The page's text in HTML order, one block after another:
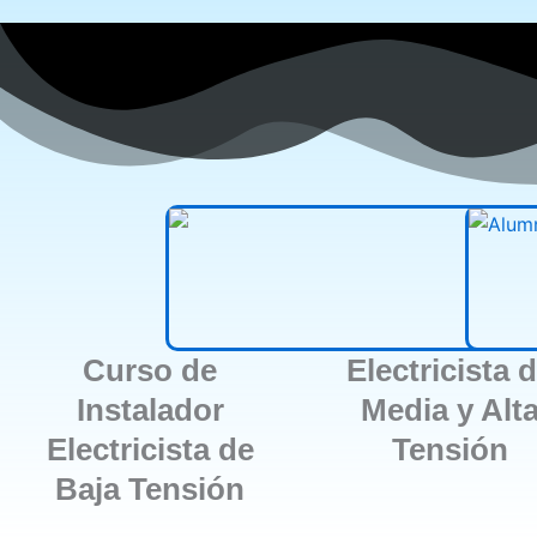
Curso de
Instalador
Electricista de
Baja Tensión
Electricista
Media y
Tensión